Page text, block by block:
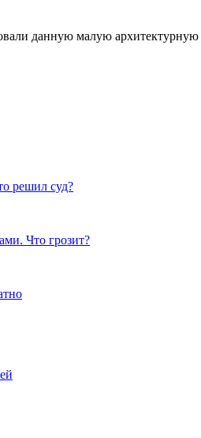
данную малую
решил суд?
Что грозит?